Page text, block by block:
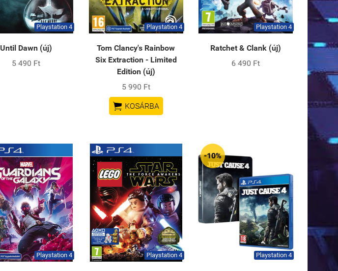
Playstation 4
Until Dawn (új)
5 490 Ft
Playstation 4
Tom Clancy's Rainbow
Six Extraction - Limited
Edition (új)
5 990 Ft
 KOSÁRBA
Playstation 4
Ratchet & Clank (új)
6 490 Ft
Playstation 4 Playstation 4
-10%
Playstation 4